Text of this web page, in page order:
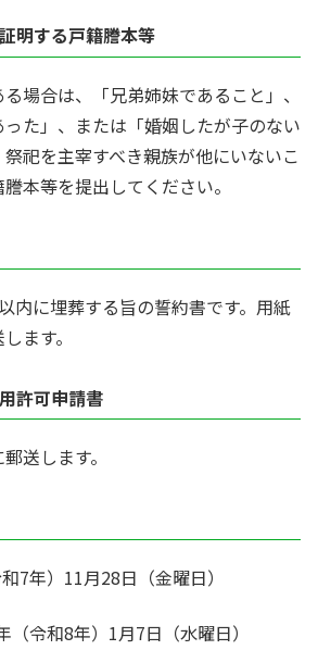
明する戸籍謄本等
場合は、「兄弟姉妹であること」、
た」、または「婚姻したが子のない
祀を主宰すべき親族が他にいないこ
本等を提出してください。
内に埋葬する旨の誓約書です。用紙
ます。
許可申請書
送します。
7年）11月28日（金曜日）
（令和8年）1月7日（水曜日）